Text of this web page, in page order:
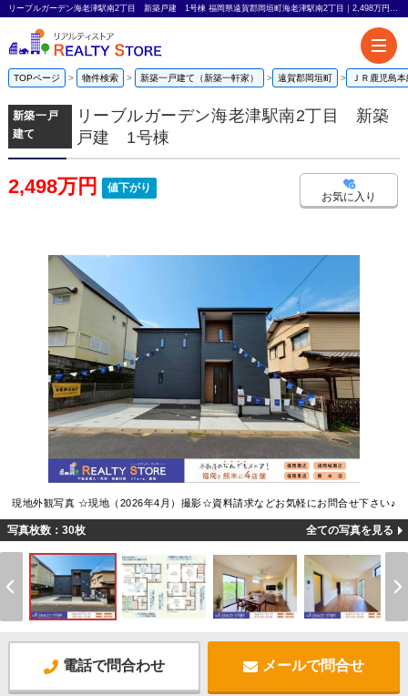
リーブルガーデン海老津駅南2丁目 新築戸建 1号棟 福岡県遠賀郡岡垣町海老津駅南2丁目｜2,498万円の新築一戸建て｜リアルティストア
TOPページ 物件検索 新築一戸建て（新築一軒家） 遠賀郡岡垣町 ＪＲ鹿児島
新築一戸
建て
リーブルガーデン海老津駅南2丁目 新築
戸建 1号棟
2,498万円 値下がり
お気に入り
現地外観写真 ☆現地（2026年4月）撮影☆資料請求などお気軽にお問合せ下さい♪
写真枚数：30枚 全ての写真を見る
電話で問合わせ メールで問合せ